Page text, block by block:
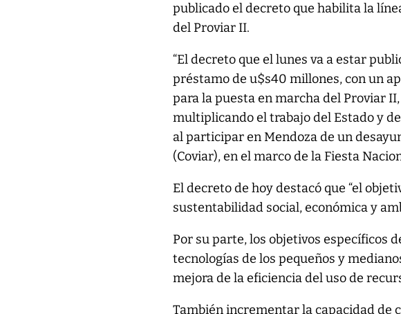
publicado el decreto que habilita la
del Proviar II.
“El decreto que el lunes va a estar
préstamo de u$s40 millones, con un
para la puesta en marcha del Proviar
multiplicando el trabajo del Estado y
al participar en Mendoza de un
(Coviar), en el marco de la Fiesta
El decreto de hoy destacó que “el
sustentabilidad social, económica y
Por su parte, los objetivos específicos
tecnologías de los pequeños y
mejora de la eficiencia del uso de
También incrementar la capacidad de